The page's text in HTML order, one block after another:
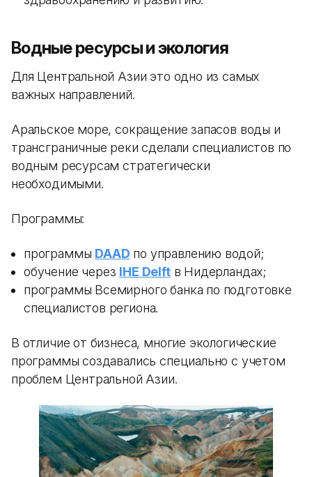
Водные ресурсы и экология
Для Центральной Азии это одно из самых
важных направлений.
Аральское море, сокращение запасов воды и
трансграничные реки сделали специалистов по
водным ресурсам стратегически
необходимыми.
Программы:
программы DAAD по управлению водой;
обучение через IHE Delftв Нидерландах;
программы Всемирного банка по подготовке
специалистов региона.
В отличие от бизнеса, многие экологические
программы создавались специально с учетом
проблем Центральной Азии.